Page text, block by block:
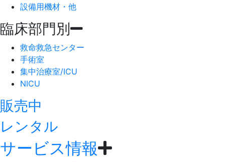
設備用機材・他
臨床部門別
救命救急センター
手術室
集中治療室/ICU
NICU
販売中
レンタル
サービス情報